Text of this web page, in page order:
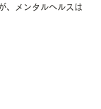
、メンタルヘルスは